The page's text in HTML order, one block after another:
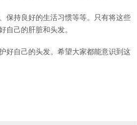
保持良好的生活习惯等等。只有将这些
自己的肝脏和头发。
好自己的头发。希望大家都能意识到这